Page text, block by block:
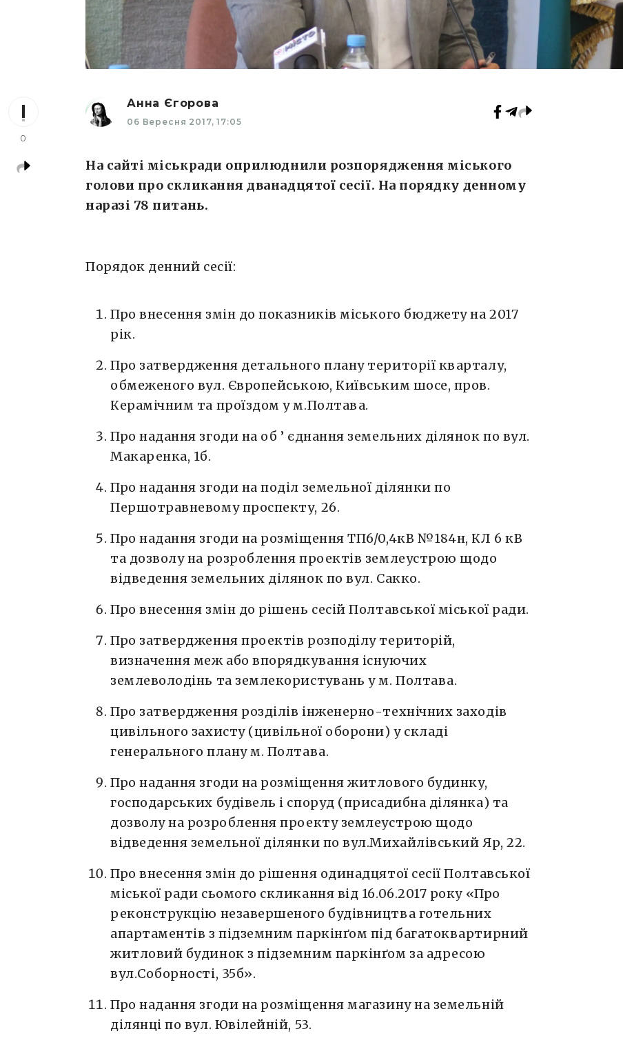
0
Анна Єгорова
06 Вересня 2017, 17:05
На сайті міськради оприлюднили розпорядження міського
голови про скликання дванадцятої сесії. На порядку денному
наразі 78 питань.
Порядок денний сесії:
Про внесення змін до показників міського бюджету на 2017
рік.
Про затвердження детального плану території кварталу,
обмеженого вул. Європейською, Київським шосе, пров.
Керамічним та проїздом у м.Полтава.
Про надання згоди на об ’ єднання земельних ділянок по вул.
Макаренка, 1б.
Про надання згоди на поділ земельної ділянки по
Першотравневому проспекту, 26.
Про надання згоди на розміщення ТП6/0,4кВ №184н, КЛ 6 кВ
та дозволу на розроблення проектів землеустрою щодо
відведення земельних ділянок по вул. Сакко.
Про внесення змін до рішень сесій Полтавської міської ради.
Про затвердження проектів розподілу територій,
визначення меж або впорядкування існуючих
землеволодінь та землекористувань у м. Полтава.
Про затвердження розділів інженерно-технічних заходів
цивільного захисту (цивільної оборони) у складі
генерального плану м. Полтава.
Про надання згоди на розміщення житлового будинку,
господарських будівель і споруд (присадибна ділянка) та
дозволу на розроблення проекту землеустрою щодо
відведення земельної ділянки по вул.Михайлівський Яр, 22.
Про внесення змін до рішення одинадцятої сесії Полтавської
міської ради сьомого скликання від 16.06.2017 року «Про
реконструкцію незавершеного будівництва готельних
апартаментів з підземним паркінґом під багатоквартирний
житловий будинок з підземним паркінґом за адресою
вул.Соборності, 35б».
Про надання згоди на розміщення магазину на земельній
ділянці по вул. Ювілейній, 53.